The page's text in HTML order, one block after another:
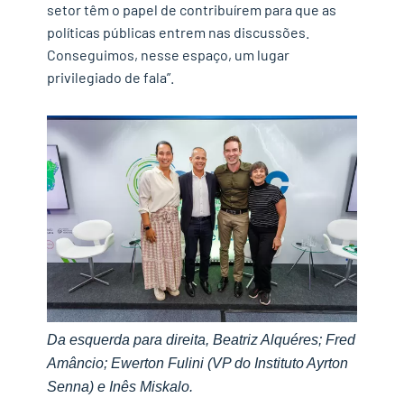
setor têm o papel de contribuírem para que as
políticas públicas entrem nas discussões.
Conseguimos, nesse espaço, um lugar
privilegiado de fala”.
Da esquerda para direita, Beatriz Alquéres; Fred
Amâncio; Ewerton Fulini (VP do Instituto Ayrton
Senna) e Inês Miskalo.